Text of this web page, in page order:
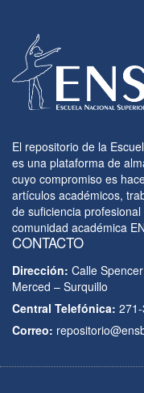
El repositorio de la
es una plataforma de
cuyo compromiso es
artículos académicos,
de suficiencia
comunidad académica
CONTACTO
Dirección: Calle
Merced – Surquillo
Central Telefónica:
Correo: